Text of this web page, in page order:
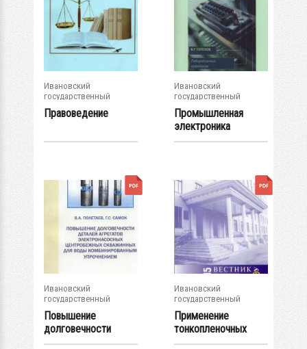
Ивановский
государственный
энергетический...
Правоведение
Ивановский
государственный
энергетический...
Промышленная
электроника
Ивановский
государственный
энергетический...
Повышение
долговечности
деталей агрегатов...
Ивановский
государственный
энергетический...
Применение
тонкопленочных
покрытий в целях...